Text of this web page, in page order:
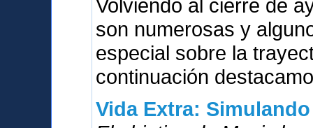
Volviendo al cierre de
son numerosas y
especial sobre la
continuación
Vida Extra: